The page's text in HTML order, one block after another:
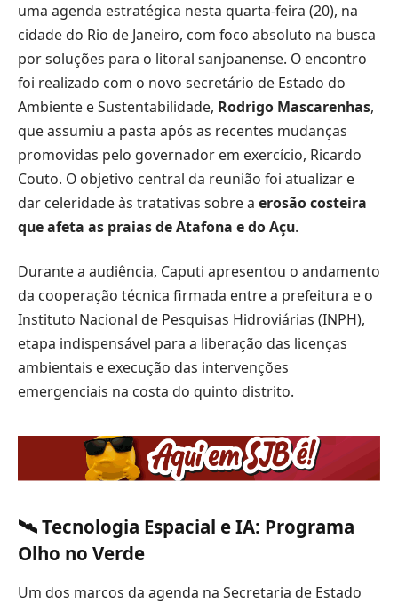
uma agenda estratégica nesta quarta-feira (20), na
cidade do Rio de Janeiro, com foco absoluto na busca
por soluções para o litoral sanjoanense. O encontro
foi realizado com o novo secretário de Estado do
Ambiente e Sustentabilidade, Rodrigo Mascarenhas,
que assumiu a pasta após as recentes mudanças
promovidas pelo governador em exercício, Ricardo
Couto. O objetivo central da reunião foi atualizar e
dar celeridade às tratativas sobre a erosão costeira
que afeta as praias de Atafona e do Açu.
Durante a audiência, Caputi apresentou o andamento
da cooperação técnica firmada entre a prefeitura e o
Instituto Nacional de Pesquisas Hidroviárias (INPH),
etapa indispensável para a liberação das licenças
ambientais e execução das intervenções
emergenciais na costa do quinto distrito.
🛰️ Tecnologia Espacial e IA: Programa
Olho no Verde
Um dos marcos da agenda na Secretaria de Estado